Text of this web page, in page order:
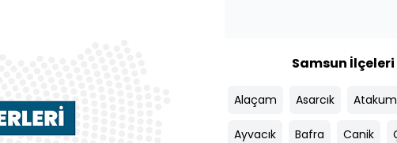
Samsun İlçeleri
Alaçam Asarcık Atakum
Ayvacık Bafra Canik